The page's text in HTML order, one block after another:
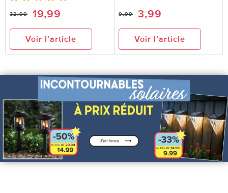
32,99 19,99
Voir l’article
9,99 3,99
Voir l’article